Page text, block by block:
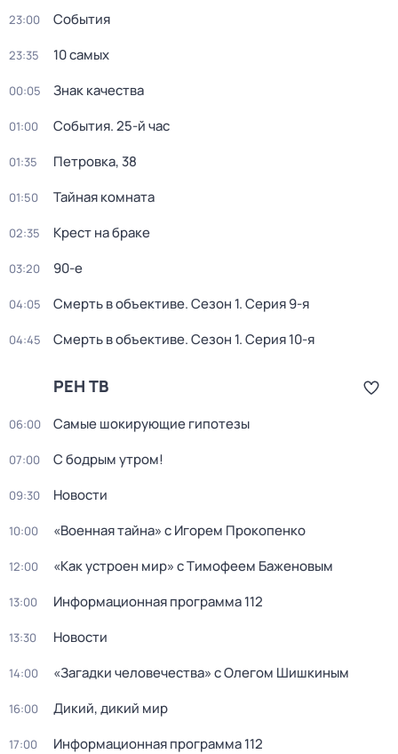
23:00 События
23:35 10 самых
00:05 Знак качества
01:00 События. 25-й час
01:35 Петровка, 38
01:50 Тайная комната
02:35 Крест на браке
03:20 90-е
04:05 Смерть в объективе. Сезон 1. Серия 9-я
04:45 Смерть в объективе. Сезон 1. Серия 10-я
РЕН ТВ
06:00 Самые шoкиpующие гипотезы
07:00 С бодрым утром!
09:30 Новости
10:00 «Военная тайна» с Игорем Прокопенко
12:00 «Как устроен мир» с Тимофеем Баженовым
13:00 Информационная программа 112
13:30 Новости
14:00 «Загадки человечества» с Олегом Шишкиным
16:00 Дикий, дикий мир
17:00 Информационная программа 112